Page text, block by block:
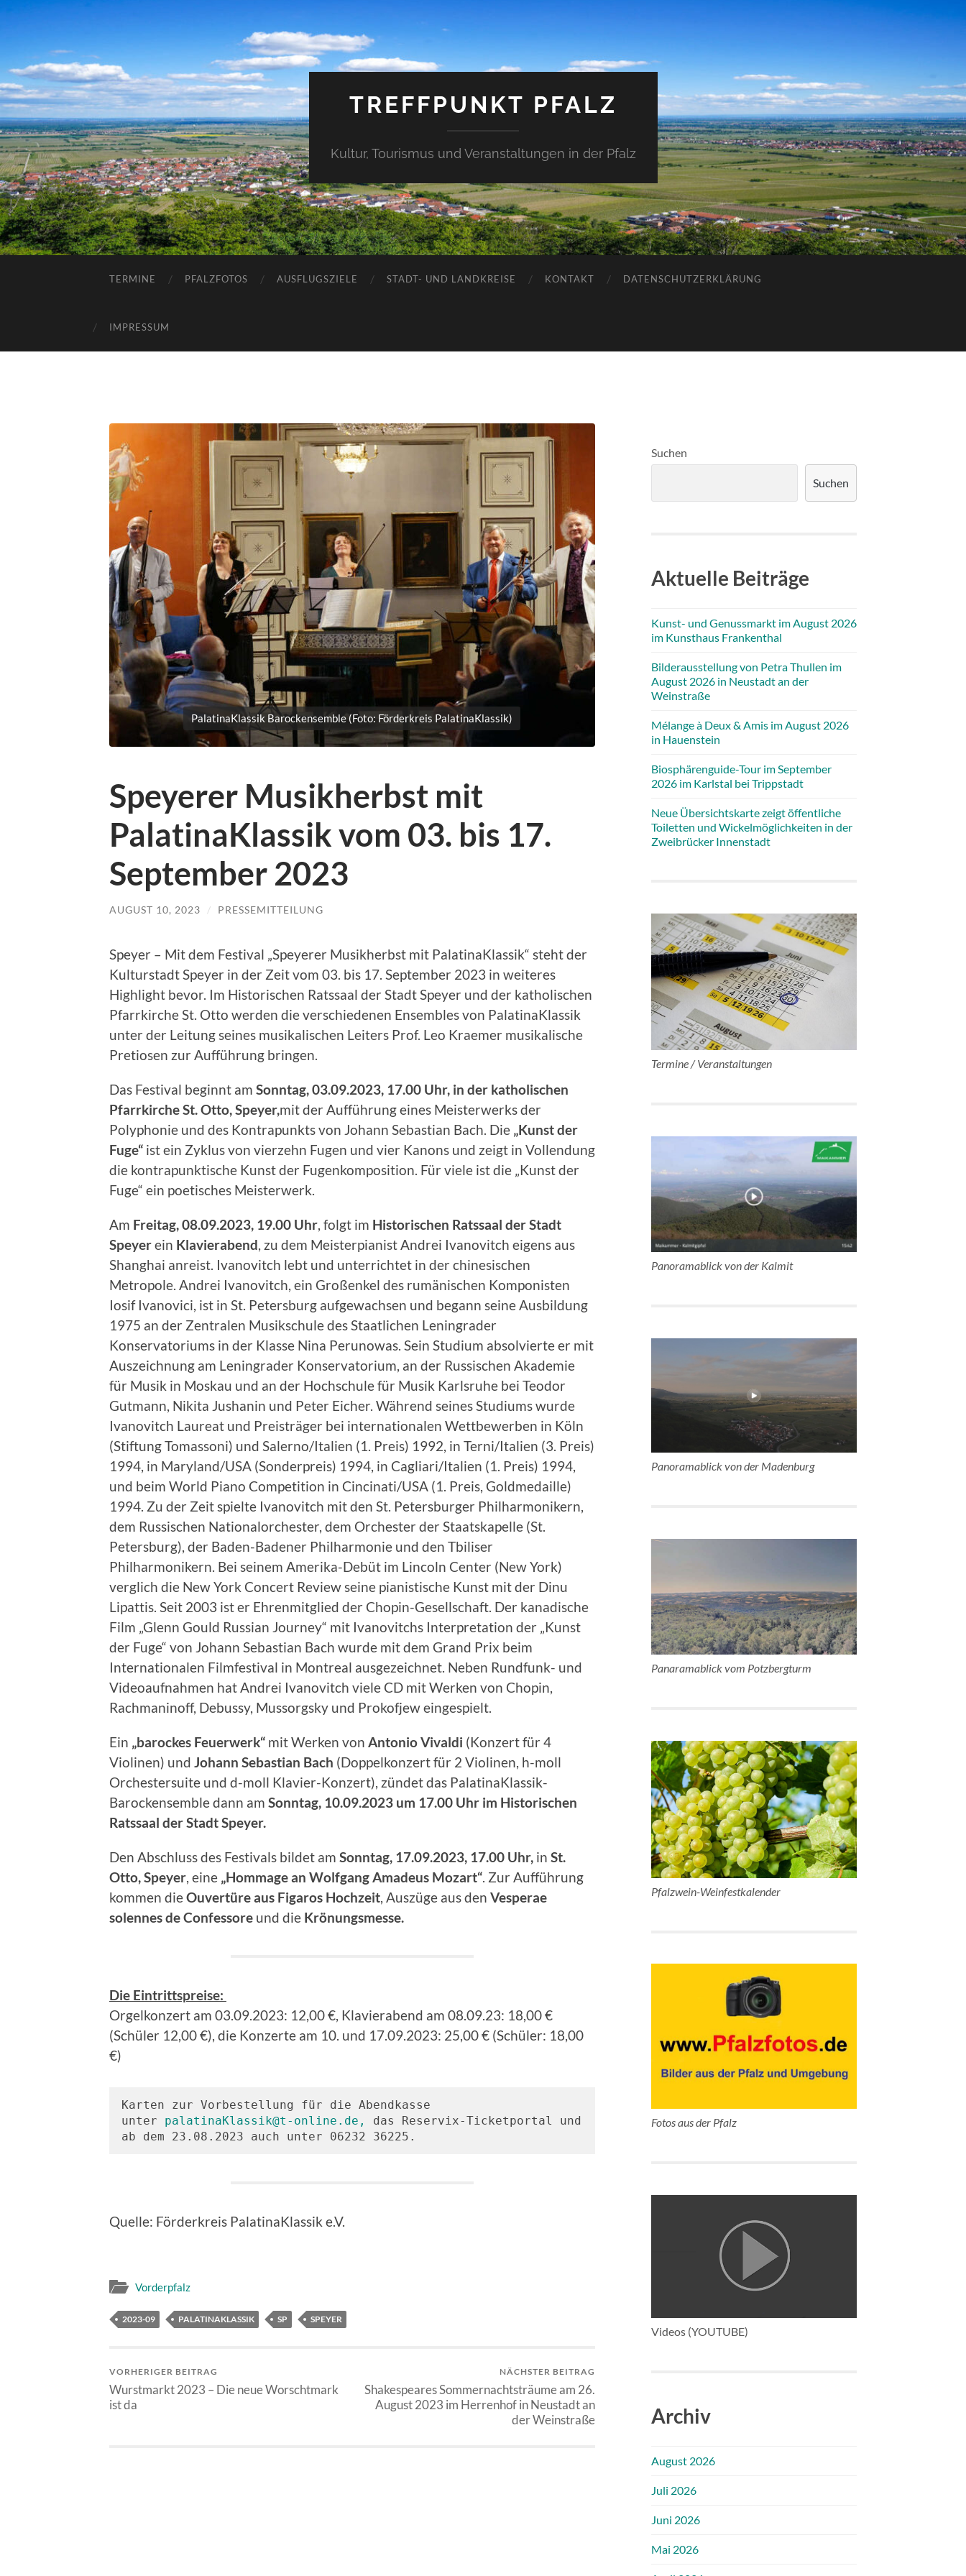
TREFFPUNKT PFALZ
Kultur, Tourismus und Veranstaltungen in der Pfalz
TERMINE PFALZFOTOS AUSFLUGSZIELE STADT- UND LANDKREISE KONTAKT DATENSCHUTZERKLÄRUNG
IMPRESSUM
PalatinaKlassik Barockensemble (Foto: Förderkreis PalatinaKlassik)
Speyerer Musikherbst mit
PalatinaKlassik vom 03. bis 17.
September 2023
AUGUST 10, 2023 / PRESSEMITTEILUNG
Speyer – Mit dem Festival „Speyerer Musikherbst mit PalatinaKlassik“ steht der
Kulturstadt Speyer in der Zeit vom 03. bis 17. September 2023 in weiteres
Highlight bevor. Im Historischen Ratssaal der Stadt Speyer und der katholischen
Pfarrkirche St. Otto werden die verschiedenen Ensembles von PalatinaKlassik
unter der Leitung seines musikalischen Leiters Prof. Leo Kraemer musikalische
Pretiosen zur Aufführung bringen.
Das Festival beginnt am Sonntag, 03.09.2023, 17.00 Uhr, in der katholischen
Pfarrkirche St. Otto, Speyer,mit der Aufführung eines Meisterwerks der
Polyphonie und des Kontrapunkts von Johann Sebastian Bach. Die „Kunst der
Fuge“ ist ein Zyklus von vierzehn Fugen und vier Kanons und zeigt in Vollendung
die kontrapunktische Kunst der Fugenkomposition. Für viele ist die „Kunst der
Fuge“ ein poetisches Meisterwerk.
Am Freitag, 08.09.2023, 19.00 Uhr, folgt im Historischen Ratssaal der Stadt
Speyerein Klavierabend, zu dem Meisterpianist Andrei Ivanovitch eigens aus
Shanghai anreist. Ivanovitch lebt und unterrichtet in der chinesischen
Metropole. Andrei Ivanovitch, ein Großenkel des rumänischen Komponisten
Iosif Ivanovici, ist in St. Petersburg aufgewachsen und begann seine Ausbildung
1975 an der Zentralen Musikschule des Staatlichen Leningrader
Konservatoriums in der Klasse Nina Perunowas. Sein Studium absolvierte er mit
Auszeichnung am Leningrader Konservatorium, an der Russischen Akademie
für Musik in Moskau und an der Hochschule für Musik Karlsruhe bei Teodor
Gutmann, Nikita Jushanin und Peter Eicher. Während seines Studiums wurde
Ivanovitch Laureat und Preisträger bei internationalen Wettbewerben in Köln
(Stiftung Tomassoni) und Salerno/Italien (1. Preis) 1992, in Terni/Italien (3. Preis)
1994, in Maryland/USA (Sonderpreis) 1994, in Cagliari/Italien (1. Preis) 1994,
und beim World Piano Competition in Cincinati/USA (1. Preis, Goldmedaille)
1994. Zu der Zeit spielte Ivanovitch mit den St. Petersburger Philharmonikern,
dem Russischen Nationalorchester, dem Orchester der Staatskapelle (St.
Petersburg), der Baden-Badener Philharmonie und den Tbiliser
Philharmonikern. Bei seinem Amerika-Debüt im Lincoln Center (New York)
verglich die New York Concert Review seine pianistische Kunst mit der Dinu
Lipattis. Seit 2003 ist er Ehrenmitglied der Chopin-Gesellschaft. Der kanadische
Film „Glenn Gould Russian Journey“ mit Ivanovitchs Interpretation der „Kunst
der Fuge“ von Johann Sebastian Bach wurde mit dem Grand Prix beim
Internationalen Filmfestival in Montreal ausgezeichnet. Neben Rundfunk- und
Videoaufnahmen hat Andrei Ivanovitch viele CD mit Werken von Chopin,
Rachmaninoff, Debussy, Mussorgsky und Prokofjew eingespielt.
Ein „barockes Feuerwerk“ mit Werken von Antonio Vivaldi (Konzert für 4
Violinen) und Johann Sebastian Bach (Doppelkonzert für 2 Violinen, h-moll
Orchestersuite und d-moll Klavier-Konzert), zündet das PalatinaKlassik-
Barockensemble dann am Sonntag, 10.09.2023 um 17.00 Uhr im Historischen
Ratssaal der Stadt Speyer.
Den Abschluss des Festivals bildet am Sonntag, 17.09.2023, 17.00 Uhr, in St.
Otto, Speyer, eine „Hommage an Wolfgang Amadeus Mozart“. Zur Aufführung
kommen dieOuvertüre aus Figaros Hochzeit, Auszüge aus den Vesperae
solennes de Confessore und die Krönungsmesse.
Die Eintrittspreise:
Orgelkonzert am 03.09.2023: 12,00 €, Klavierabend am 08.09.23: 18,00 €
(Schüler 12,00 €), die Konzerte am 10. und 17.09.2023: 25,00 € (Schüler: 18,00
€)
Karten zur Vorbestellung für die Abendkasse
unter palatinaKlassik@t-online.de,
das Reservix-Ticketportal und
ab dem 23.08.2023 auch unter 06232 36225.
Quelle: Förderkreis PalatinaKlassik e.V.
Vorderpfalz
2023-09 PALATINAKLASSIK SP SPEYER
VORHERIGER BEITRAG
Wurstmarkt 2023 – Die neue Worschtmark
ist da
NÄCHSTER BEITRAG
Shakespeares Sommernachtsträume am 26.
August 2023 im Herrenhof in Neustadt an
der Weinstraße
Suchen
Suchen
Aktuelle Beiträge
Kunst- und Genussmarkt im August 2026
im Kunsthaus Frankenthal
Bilderausstellung von Petra Thullen im
August 2026 in Neustadt an der
Weinstraße
Mélange à Deux & Amis im August 2026
in Hauenstein
Biosphärenguide-Tour im September
2026 im Karlstal bei Trippstadt
Neue Übersichtskarte zeigt öffentliche
Toiletten und Wickelmöglichkeiten in der
Zweibrücker Innenstadt
Termine / Veranstaltungen
Panoramablick von der Kalmit
Panoramablick von der Madenburg
Panaramablick vom Potzbergturm
Pfalzwein-Weinfestkalender
Fotos aus der Pfalz
Videos (YOUTUBE)
Archiv
August 2026
Juli 2026
Juni 2026
Mai 2026